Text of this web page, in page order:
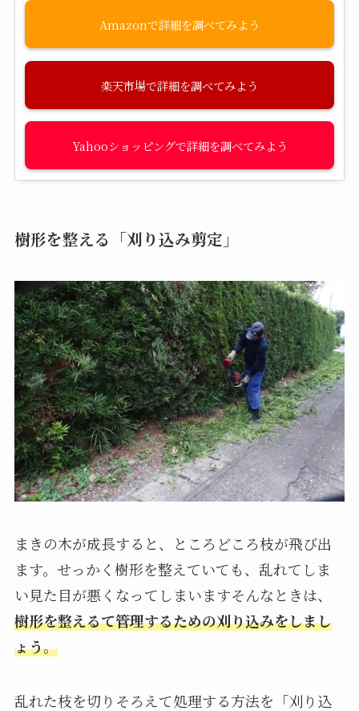
Amazon
楽天市場
Yahooショッピング
樹形を整える「刈り込み剪定」
まきの木が成長すると、ところどころ枝が飛び出
ます。せっかく樹形を整えていても、乱れてしま
い見た目が悪くなってしまいますそんなときは、
樹形を整えるて管理するための刈り込みをしまし
ょう。
乱れた枝を切りそろえて処理する方法を「刈り込